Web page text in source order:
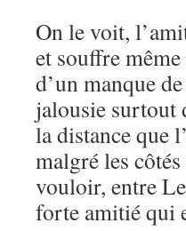
On le voit,
et souffre
d’un manque
jalousie surtout
la distance que
malgré les
vouloir, entre
forte amitié qui